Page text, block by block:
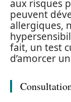
aux risques
peuvent
allergiques,
fait, un test
d’amorcer